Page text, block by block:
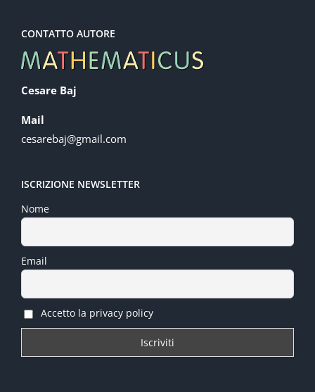
CONTATTO AUTORE
Cesare Baj
Mail
cesarebaj@gmail.com
ISCRIZIONE NEWSLETTER
Nome
Email
Accetto la privacy policy